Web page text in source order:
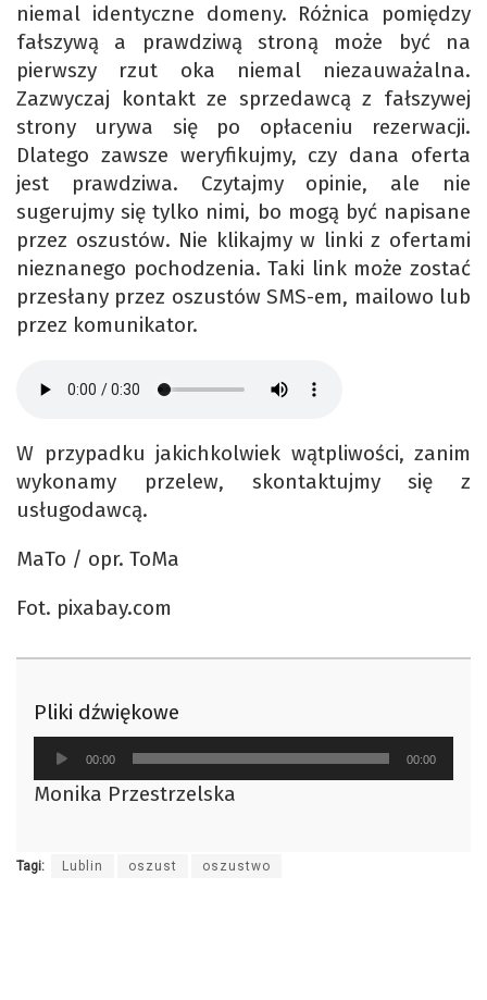
niemal identyczne domeny. Różnica pomiędzy
fałszywą a prawdziwą stroną może być na
pierwszy rzut oka niemal niezauważalna.
Zazwyczaj kontakt ze sprzedawcą z fałszywej
strony urywa się po opłaceniu rezerwacji.
Dlatego zawsze weryfikujmy, czy dana oferta
jest prawdziwa. Czytajmy opinie, ale nie
sugerujmy się tylko nimi, bo mogą być napisane
przez oszustów. Nie klikajmy w linki z ofertami
nieznanego pochodzenia. Taki link może zostać
przesłany przez oszustów SMS-em, mailowo lub
przez komunikator.
W przypadku jakichkolwiek wątpliwości, zanim
wykonamy przelew, skontaktujmy się z
usługodawcą.
MaTo / opr. ToMa
Fot. pixabay.com
Pliki dźwiękowe
Odtwarzacz
plików
dźwiękowych
00:00 00:00
Monika Przestrzelska
Tagi: Lublin oszust oszustwo